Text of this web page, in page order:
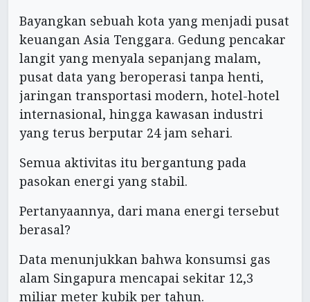
Bayangkan sebuah kota yang menjadi pusat
keuangan Asia Tenggara. Gedung pencakar
langit yang menyala sepanjang malam,
pusat data yang beroperasi tanpa henti,
jaringan transportasi modern, hotel-hotel
internasional, hingga kawasan industri
yang terus berputar 24 jam sehari.
Semua aktivitas itu bergantung pada
pasokan energi yang stabil.
Pertanyaannya, dari mana energi tersebut
berasal?
Data menunjukkan bahwa konsumsi gas
alam Singapura mencapai sekitar 12,3
miliar meter kubik per tahun.